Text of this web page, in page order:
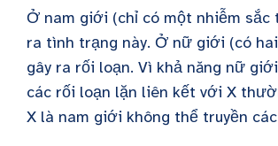
Ở nam giới (chỉ có một nhiễm sắc
ra tình trạng này. Ở nữ giới (có
gây ra rối loạn. Vì khả năng nữ
các rối loạn lặn liên kết với X
X là nam giới không thể truyền